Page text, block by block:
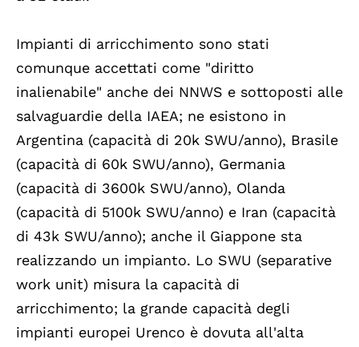
Impianti di arricchimento sono stati
comunque accettati come "diritto
inalienabile" anche dei NNWS e sottoposti alle
salvaguardie della IAEA; ne esistono in
Argentina (capacità di 20k SWU/anno), Brasile
(capacità di 60k SWU/anno), Germania
(capacità di 3600k SWU/anno), Olanda
(capacità di 5100k SWU/anno) e Iran (capacità
di 43k SWU/anno); anche il Giappone sta
realizzando un impianto. Lo SWU (separative
work unit) misura la capacità di
arricchimento; la grande capacità degli
impianti europei Urenco è dovuta all'alta